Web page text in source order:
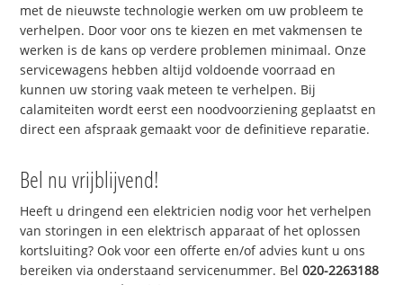
met de nieuwste technologie werken om uw probleem te
verhelpen. Door voor ons te kiezen en met vakmensen te
werken is de kans op verdere problemen minimaal. Onze
servicewagens hebben altijd voldoende voorraad en
kunnen uw storing vaak meteen te verhelpen. Bij
calamiteiten wordt eerst een noodvoorziening geplaatst en
direct een afspraak gemaakt voor de definitieve reparatie.
Bel nu vrijblijvend!
Heeft u dringend een elektricien nodig voor het verhelpen
van storingen in een elektrisch apparaat of het oplossen
kortsluiting? Ook voor een offerte en/of advies kunt u ons
bereiken via onderstaand servicenummer. Bel020-2263188